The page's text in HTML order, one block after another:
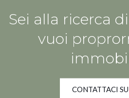
Sei alla ricerca
vuoi
CONTATTACI